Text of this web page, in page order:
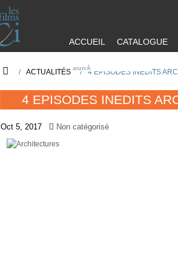
ACCUEIL CATALOGUE
/ ACTUALITÉS / 4 EPISODES INEDITS
4 EPISODES INEDITS
Oct 5, 2017 Non catégorisé